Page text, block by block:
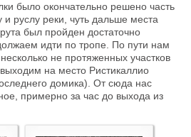
было окончательно решено часть
и руслу реки, чуть дальше места
был пройден достаточно
идти по тропе. По пути нам
не протяженных участков
на место Ристикаллио
домика). От сюда нас
примерно за час до выхода из